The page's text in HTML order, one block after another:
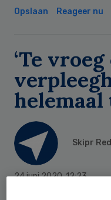
Opslaan Reageer nu
‘Te
helemaal
Skipr
24 juni 2020,12:23